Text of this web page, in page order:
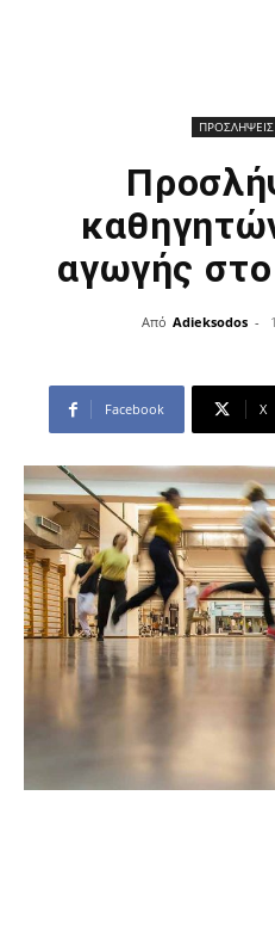
ΠΡΟΣΛΗΨΕΙΣ
αγωγής
Από Adieksodos -
Facebook X